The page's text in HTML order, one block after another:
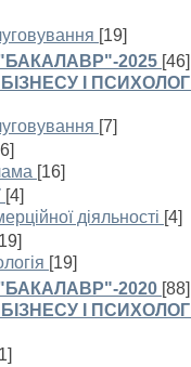
[19]
2025 [46]
І
[7]
[16]
[4]
діяльності [4]
[19]
2020 [88]
І